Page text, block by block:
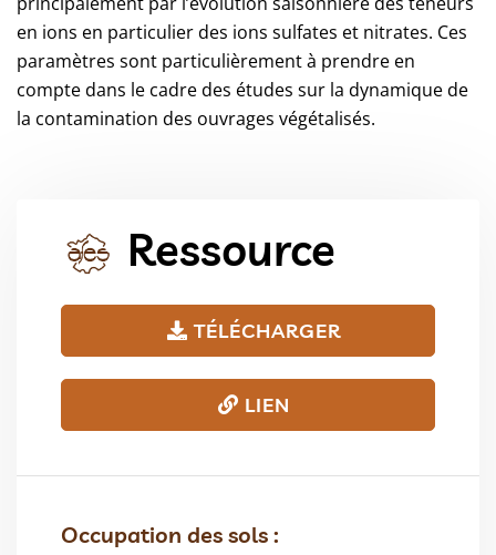
en ions en particulier des ions sulfates et nitrates. Ces
paramètres sont particulièrement à prendre en
compte dans le cadre des études sur la dynamique de
la contamination des ouvrages végétalisés.
Ressource
TÉLÉCHARGER
LIEN
Occupation des sols :